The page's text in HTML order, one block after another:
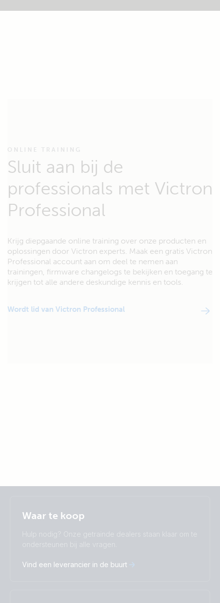
ONLINE TRAINING
Sluit aan bij de
professionals met Victron
Professional
Krijg diepgaande online training over onze producten en
oplossingen door Victron experts. Maak een gratis Victron
Professional account aan om deel te nemen aan
trainingen, firmware changelogs te bekijken en toegang te
krijgen tot alle andere deskundige kennis en tools.
Wordt lid van Victron Professional
Nederlands
Change language
Čeština
Español
Français
Waar te koop
Hulp nodig? Onze getrainde dealers staan klaar om te
ondersteunen bij alle vragen.
Vind een leverancier in de buurt